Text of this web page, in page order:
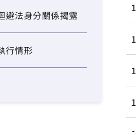
避法身分關係揭露
行情形